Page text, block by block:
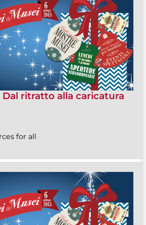
Dal ritratto alla caricatura
for all